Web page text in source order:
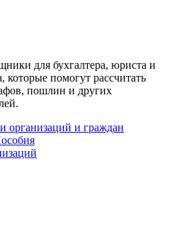
для бухгалтера, юриста и
которые помогут рассчитать
пошлин и других
организаций и граждан